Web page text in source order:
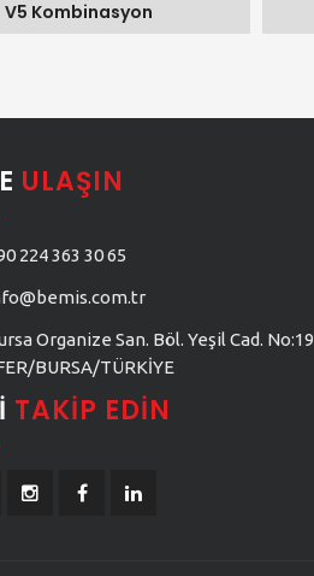
V5 Kombinasyon
ULAŞIN
224 363 30 65
Organize San. Böl. Yeşil Cad. No:19
BURSA/TÜRKİYE
TAKIP EDIN